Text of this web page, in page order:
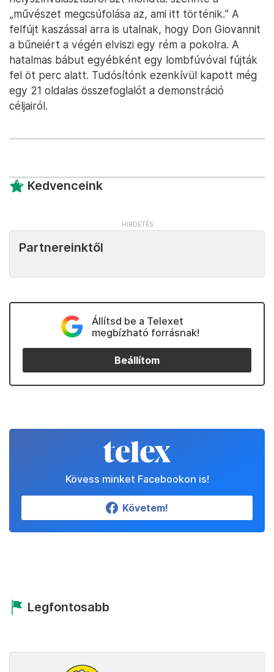
„művészet megcsúfolása az, ami itt történik.” A
felfújt kaszással arra is utalnak, hogy Don Giovannit
a bűneiért a végén elviszi egy rém a pokolra. A
hatalmas bábut egyébként egy lombfúvóval fújták
fel öt perc alatt. Tudósítónk ezenkívül kapott még
egy 21 oldalas összefoglalót a demonstráció
céljairól.
Kedvenceink
Partnereinktől
Állítsd be a Telexet
megbízható forrásnak!
Beállítom
Kövess minket Facebookon is!
Követem!
Legfontosabb